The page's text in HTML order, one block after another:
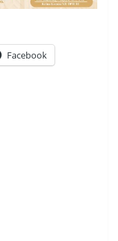
Facebook